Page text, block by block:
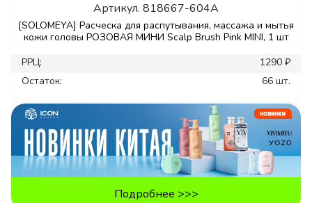
Артикул. 818667-604A
[SOLOMEYA] Расческа для распутывания, массажа и мытья
кожи головы РОЗОВАЯ МИНИ Scalp Brush Pink MINI, 1 шт
РРЦ:
1290 ₽
Остаток:
66 шт.
Подробнее >>>